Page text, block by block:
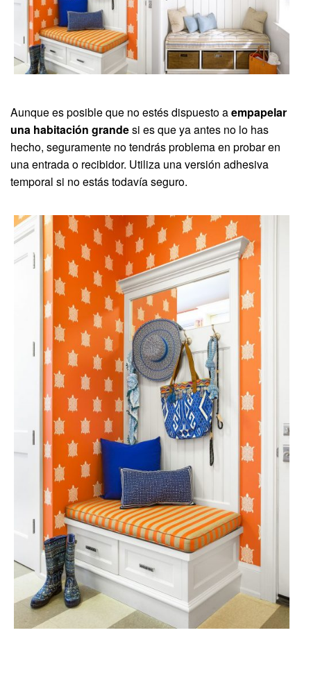
Aunque es posible que no estés dispuesto aempapelar
una habitación grandesi es que ya antes no lo has
hecho, seguramente no tendrás problema en probar en
una entrada o recibidor. Utiliza una versión adhesiva
temporal si no estás todavía seguro.